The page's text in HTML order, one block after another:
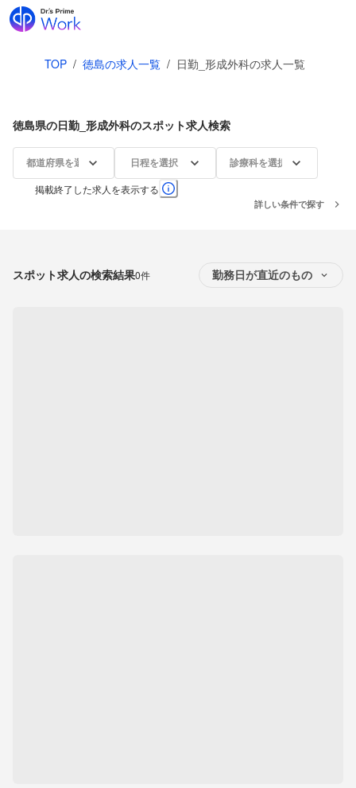
TOP / 徳島の求人一覧 / 日勤_形成外科の求人一覧
徳島県の日勤_形成外科のスポット求人検索
都道府県を選択 日程を選択 診療科を選択
掲載終了した求人を表示する
詳しい条件で探す
スポット求人の検索結果0件 勤務日が直近のもの